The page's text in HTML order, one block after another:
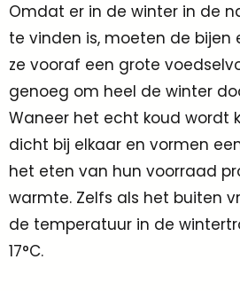
Omdat er in de winter in de
te vinden is, moeten de bijen
ze vooraf een grote
genoeg om heel de winter
Waneer het echt koud wordt
dicht bij elkaar en vormen
het eten van hun voorraad
warmte. Zelfs als het buiten
de temperatuur in de
17°C.